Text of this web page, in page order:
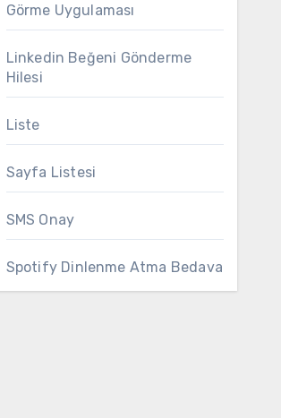
Görme Uygulaması
Linkedin Beğeni Gönderme
Hilesi
Liste
Sayfa Listesi
SMS Onay
Spotify Dinlenme Atma Bedava